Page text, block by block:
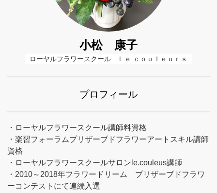
小松 康子
ローヤルフラワースクール　Ｌｅ.ｃｏｕｌｅｕｒｓ
プロフィール
・ローヤルフラワースクール講師料資格
・楽習フォーラムプリザーブドフラワーアートスキル講師
資格
・ローヤルフラワースクールサロンle.couleus講師
・2010～2018年フラワードリーム プリザーブドフラワ
ーコンテストにて連続入選